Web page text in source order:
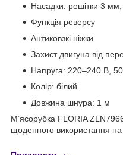
Насадки: решітки 3
Функція реверсу
Антиковзкі ніжки
Захист двигуна від
Напруга: 220–240 В,
Колір: білий
Довжина шнура: 1 м
Мʼясорубка FLORIA
щоденного використання на